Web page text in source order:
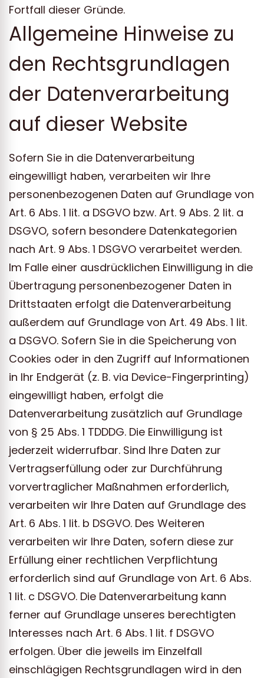
Fortfall dieser Gründe.
Allgemeine Hinweise zu
den Rechtsgrundlagen
der Datenverarbeitung
auf dieser Website
Sofern Sie in die Datenverarbeitung
eingewilligt haben, verarbeiten wir Ihre
personenbezogenen Daten auf Grundlage von
Art. 6 Abs. 1 lit. a DSGVO bzw. Art. 9 Abs. 2 lit. a
DSGVO, sofern besondere Datenkategorien
nach Art. 9 Abs. 1 DSGVO verarbeitet werden.
Im Falle einer ausdrücklichen Einwilligung in die
Übertragung personenbezogener Daten in
Drittstaaten erfolgt die Datenverarbeitung
außerdem auf Grundlage von Art. 49 Abs. 1 lit.
a DSGVO. Sofern Sie in die Speicherung von
Cookies oder in den Zugriff auf Informationen
in Ihr Endgerät (z. B. via Device-Fingerprinting)
eingewilligt haben, erfolgt die
Datenverarbeitung zusätzlich auf Grundlage
von § 25 Abs. 1 TDDDG. Die Einwilligung ist
jederzeit widerrufbar. Sind Ihre Daten zur
Vertragserfüllung oder zur Durchführung
vorvertraglicher Maßnahmen erforderlich,
verarbeiten wir Ihre Daten auf Grundlage des
Art. 6 Abs. 1 lit. b DSGVO. Des Weiteren
verarbeiten wir Ihre Daten, sofern diese zur
Erfüllung einer rechtlichen Verpflichtung
erforderlich sind auf Grundlage von Art. 6 Abs.
1 lit. c DSGVO. Die Datenverarbeitung kann
ferner auf Grundlage unseres berechtigten
Interesses nach Art. 6 Abs. 1 lit. f DSGVO
erfolgen. Über die jeweils im Einzelfall
einschlägigen Rechtsgrundlagen wird in den